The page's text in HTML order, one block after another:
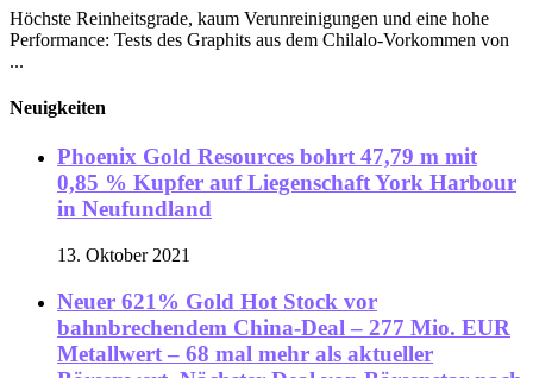
Höchste Reinheitsgrade, kaum Verunreinigungen und eine hohe
Performance: Tests des Graphits aus dem Chilalo-Vorkommen von
...
Neuigkeiten
Phoenix Gold Resources bohrt 47,79 m mit
0,85 % Kupfer auf Liegenschaft York Harbour
in Neufundland
13. Oktober 2021
Neuer 621% Gold Hot Stock vor
bahnbrechendem China-Deal – 277 Mio. EUR
Metallwert – 68 mal mehr als aktueller